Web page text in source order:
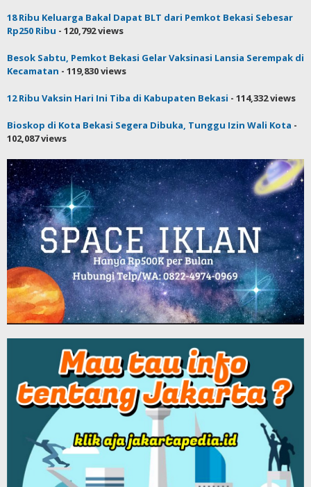
18 Ribu Keluarga Bakal Dapat BLT dari Pemkot Bekasi Sebesar
Rp250 Ribu - 120,792 views
Besok Sabtu, Pemkot Bekasi Gelar Vaksinasi Lansia Serempak di
Kecamatan - 119,830 views
12 Ribu Vaksin Hari Ini Tiba di Kabupaten Bekasi - 114,332 views
Bioskop di Kota Bekasi Segera Dibuka, Tunggu Izin Wali Kota -
102,087 views